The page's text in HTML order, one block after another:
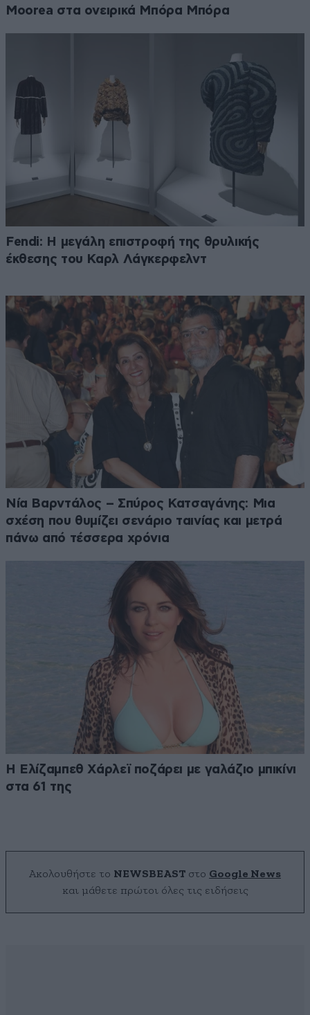
Moorea στα ονειρικά Μπόρα Μπόρα
Fendi: Η μεγάλη επιστροφή της θρυλικής
έκθεσης του Καρλ Λάγκερφελντ
Νία Βαρντάλος – Σπύρος Κατσαγάνης: Μια
σχέση που θυμίζει σενάριο ταινίας και μετρά
πάνω από τέσσερα χρόνια
Η Ελίζαμπεθ Χάρλεϊ ποζάρει με γαλάζιο μπικίνι
στα 61 της
Ακολουθήστε το NEWSBEAST στο Google News
και μάθετε πρώτοι όλες τις ειδήσεις